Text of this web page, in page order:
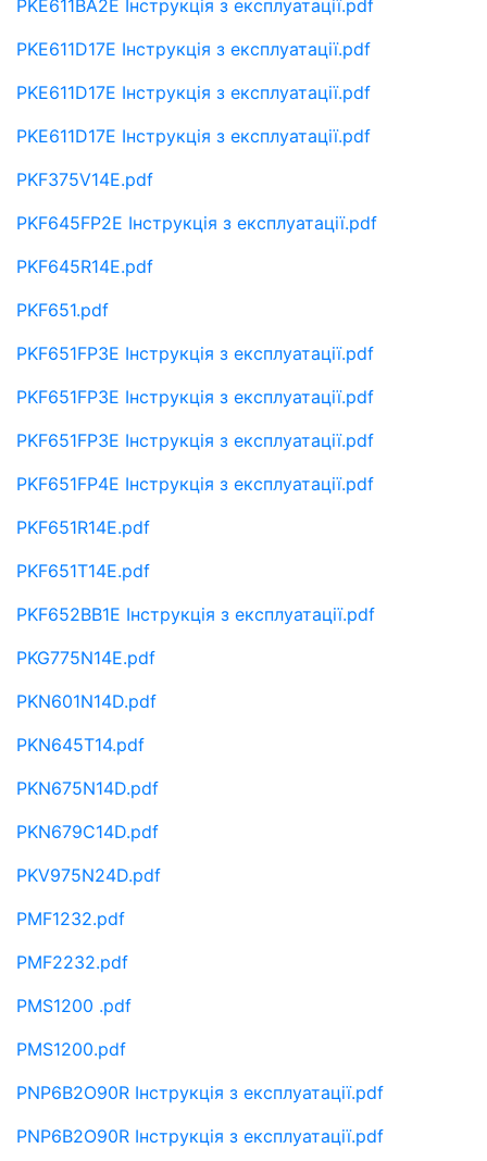
PKE611BA2E Інструкція з експлуатації.pdf
PKE611D17E Інструкція з експлуатації.pdf
PKE611D17E Інструкція з експлуатації.pdf
PKE611D17E Інструкція з експлуатації.pdf
PKF375V14E.pdf
PKF645FP2E Інструкція з експлуатації.pdf
PKF645R14E.pdf
PKF651.pdf
PKF651FP3E Інструкція з експлуатації.pdf
PKF651FP3E Інструкція з експлуатації.pdf
PKF651FP3E Інструкція з експлуатації.pdf
PKF651FP4E Інструкція з експлуатації.pdf
PKF651R14E.pdf
PKF651T14E.pdf
PKF652BB1E Інструкція з експлуатації.pdf
PKG775N14E.pdf
PKN601N14D.pdf
PKN645T14.pdf
PKN675N14D.pdf
PKN679C14D.pdf
PKV975N24D.pdf
PMF1232.pdf
PMF2232.pdf
PMS1200 .pdf
PMS1200.pdf
PNP6B2O90R Інструкція з експлуатації.pdf
PNP6B2O90R Інструкція з експлуатації.pdf